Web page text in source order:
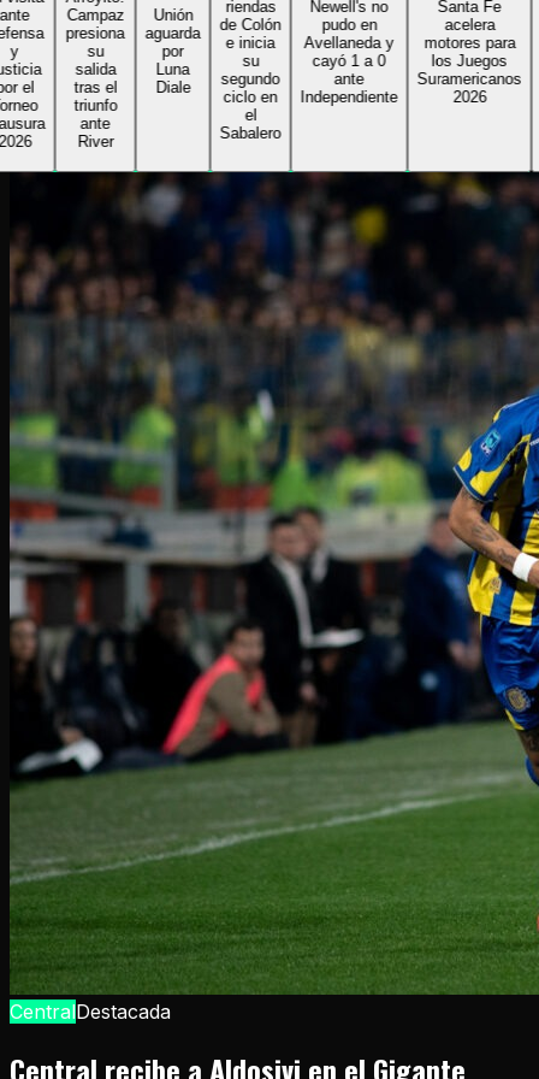
Campaz
presiona
salida
tras el
triunfo
ante
River
Unión
aguarda
Luna
Diale
riendas
de Colón
e inicia
segundo
ciclo en
Sabalero
Newell's no
pudo en
Avellaneda y
cayó 1 a 0
ante
Independiente
Santa Fe
acelera
motores para
los Juegos
Suramericanos
2026
CentralDestacada
Central recibe a Aldosivi en el Gigante